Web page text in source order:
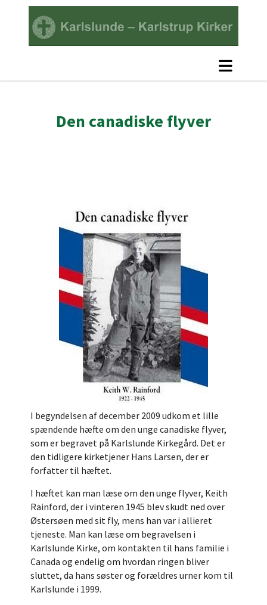
Den canadiske flyver
I begyndelsen af december 2009 udkom et lille
spændende hæfte om den unge canadiske flyver,
som er begravet på Karlslunde Kirkegård. Det er
den tidligere kirketjener Hans Larsen, der er
forfatter til hæftet.
I hæftet kan man læse om den unge flyver, Keith
Rainford, der i vinteren 1945 blev skudt ned over
Østersøen med sit fly, mens han var i allieret
tjeneste. Man kan læse om begravelsen i
Karlslunde Kirke, om kontakten til hans familie i
Canada og endelig om hvordan ringen bliver
sluttet, da hans søster og forældres urner kom til
Karlslunde i 1999.